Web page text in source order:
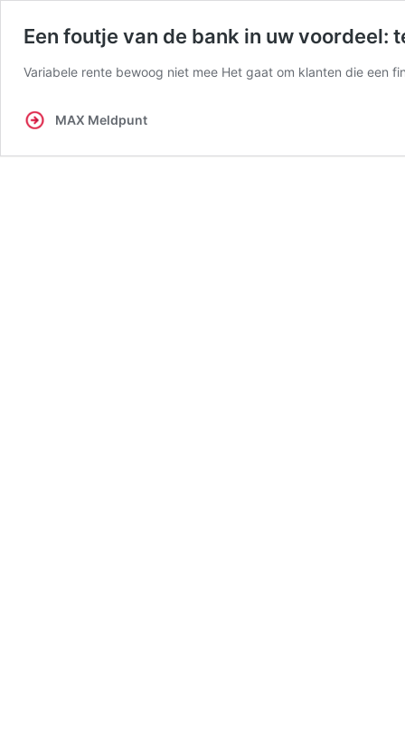
Een foutje van de bank in uw voordeel:
Variabele rente bewoog niet mee Het gaat om klanten die een
MAX Meldpunt